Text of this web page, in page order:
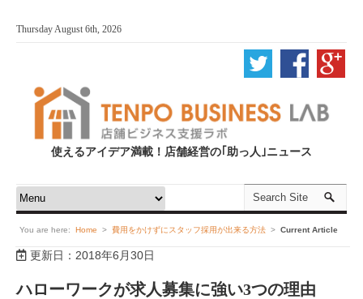
Thursday August 6th, 2026
使えるアイデア満載！店舗経営の｢助っ人｣ニュース
You are here: Home > 費用をかけずにスタッフ採用が出来る方法 > Current Article
更新日：2018年6月30日
ハローワークが求人募集に強い3つの理由